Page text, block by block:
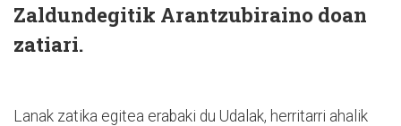
Zaldundegitik Arantzubiraino doan
zatiari.
Lanak zatika egitea erabaki du Udalak, herritarri ahalik